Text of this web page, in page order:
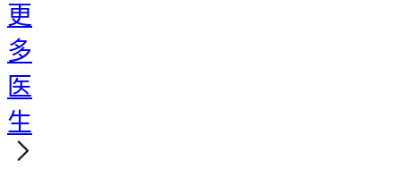
更
多
医
生